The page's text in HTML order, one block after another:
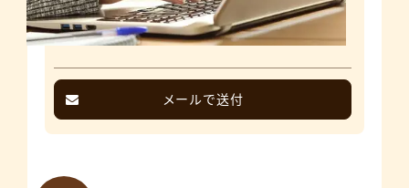
メールで送付